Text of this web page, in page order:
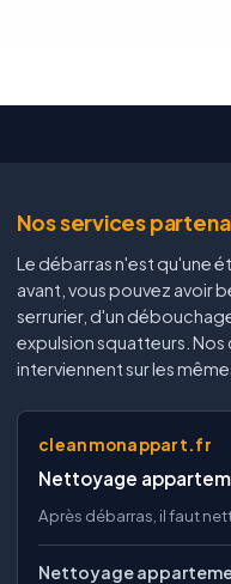
Nos services
Le débarras n'est qu'une
avant, vous pouvez avoir
serrurier, d'un
expulsion squatteurs. Nos
interviennent sur les
cleanmonappart.fr
Nettoyage
Après débarras, il faut
Nettoyage